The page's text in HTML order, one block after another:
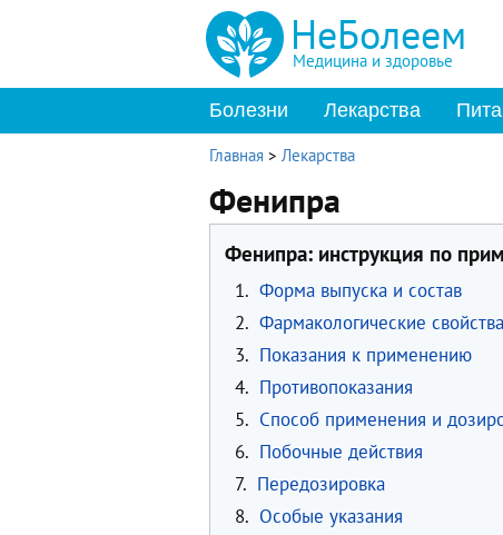
НеБолеем
Медицина и здоровье
Болезни Лекарства
Главная > Лекарства
Фенипра
Фенипра: инструкция по
1. Форма выпуска и состав
2. Фармакологические свойства
3. Показания к применению
4. Противопоказания
5. Способ применения и
6. Побочные действия
7. Передозировка
8. Особые указания